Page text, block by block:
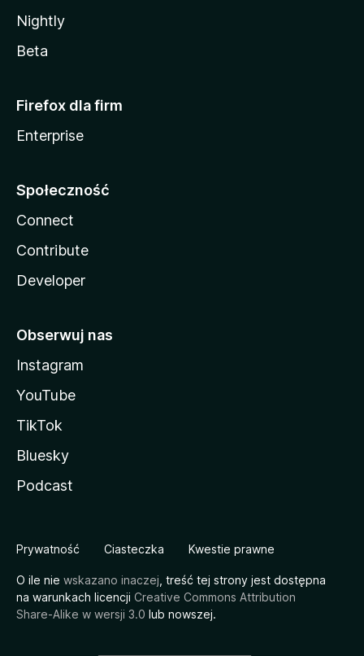
Nightly
Beta
Firefox dla firm
Enterprise
Społeczność
Connect
Contribute
Developer
Obserwuj nas
Instagram
YouTube
TikTok
Bluesky
Podcast
Prywatność Ciasteczka Kwestie prawne
O ile nie wskazano inaczej , treść tej strony jest dostępna
na warunkach licencji Creative Commons Attribution
Share-Alike w wersji 3.0 lub nowszej.